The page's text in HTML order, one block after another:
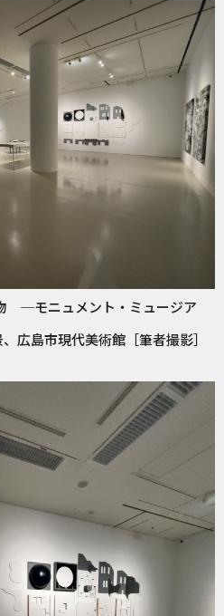
─モニュメント・ミュージア
広島市現代美術館［筆者撮影］